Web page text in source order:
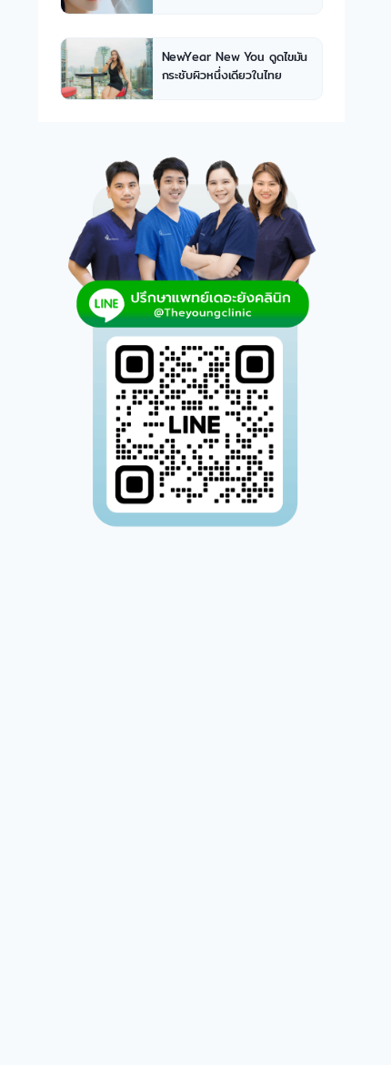
NewYear New You ดูดไขมัน
กระชับผิวหนึ่งเดียวในไทย